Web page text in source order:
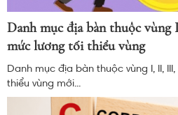
Danh mục địa bàn thuộc
mức lương tối thiểu vùng
Danh mục địa bàn thuộc vùng I, II,
thiểu vùng mới...